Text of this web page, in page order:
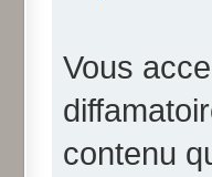
Vous
contenu